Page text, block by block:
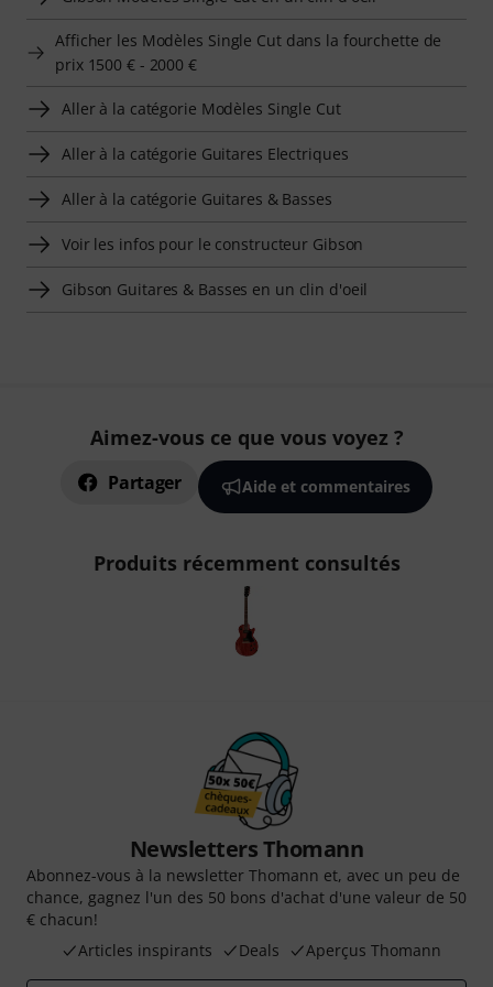
Afficher les Modèles Single Cut dans la fourchette de
prix 1500 € - 2000 €
Aller à la catégorie Modèles Single Cut
Aller à la catégorie Guitares Electriques
Aller à la catégorie Guitares & Basses
Voir les infos pour le constructeur Gibson
Gibson Guitares & Basses en un clin d'oeil
Aimez-vous ce que vous voyez ?
Partager Aide et commentaires
Produits récemment consultés
Newsletters Thomann
Abonnez-vous à la newsletter Thomann et, avec un peu de
chance, gagnez l'un des 50 bons d'achat d'une valeur de 50
€ chacun!
Articles inspirants
Deals Aperçus Thomann